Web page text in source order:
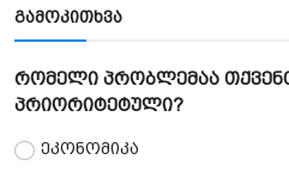
გამოკითხვა
რომელი პრობლემაა
პრიორიტეტული?
ეკონომიკა